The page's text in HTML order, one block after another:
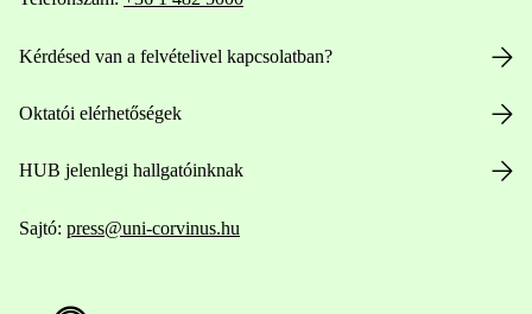
Kérdésed van a felvételivel kapcsolatban?
Oktatói elérhetőségek
HUB jelenlegi hallgatóinknak
Sajtó: press@uni-corvinus.hu